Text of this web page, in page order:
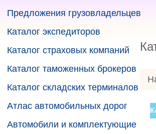
Предложения грузовладельцев
Каталог экспедиторов
Каталог страховых компаний
Каталог таможенных брокеров
Каталог складских терминалов
Атлас автомобильных дорог
Автомобили и комплектующие